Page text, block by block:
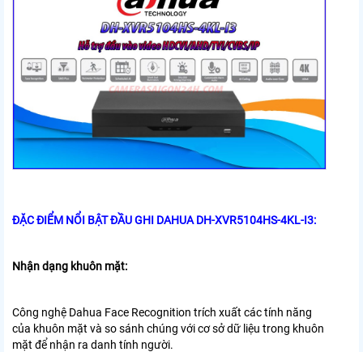
ĐẶC ĐIỂM NỔI BẬTĐẦU GHI DAHUA DH-XVR5104HS-4KL-I3:
Nhận dạng khuôn mặt:
Công nghệ Dahua Face Recognition trích xuất các tính năng
của khuôn mặt và so sánh chúng với cơ sở dữ liệu trong khuôn
mặt để nhận ra danh tính người.